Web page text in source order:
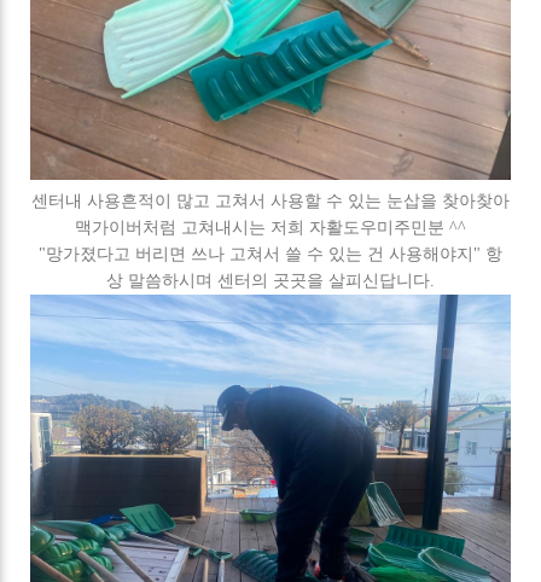
센터내 사용흔적이 많고 고쳐서 사용할 수 있는 눈삽을 찾아찾아
맥가이버처럼 고쳐내시는 저희 자활도우미주민분 ^^
"망가졌다고 버리면 쓰나 고쳐서 쓸 수 있는 건 사용해야지" 항
상 말씀하시며 센터의 곳곳을 살피신답니다.